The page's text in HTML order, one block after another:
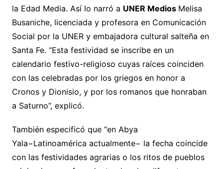
la Edad Media. Así lo narró a UNER Medios Melisa
Busaniche, licenciada y profesora en Comunicación
Social por la UNER y embajadora cultural salteña en
Santa Fe. “Esta festividad se inscribe en un
calendario festivo-religioso cuyas raíces coinciden
con las celebradas por los griegos en honor a
Cronos y Dionisio, y por los romanos que honraban
a Saturno”, explicó.
También especificó que “en Abya
Yala−Latinoamérica actualmente− la fecha coincide
con las festividades agrarias o los ritos de pueblos